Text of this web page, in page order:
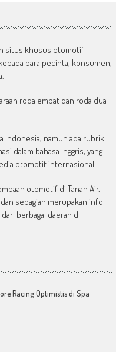
situs khusus otomotif
para pecinta, konsumen,
roda empat dan roda dua
Indonesia, namun ada rubrik
dalam bahasa Inggris, yang
otomotif internasional.
otomotif di Tanah Air,
sebagian merupakan info
berbagai daerah di
Racing Optimistis di Spa